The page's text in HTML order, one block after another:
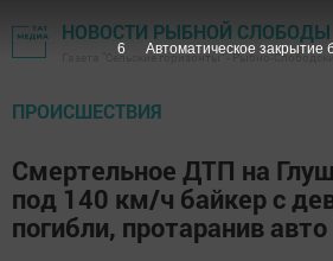
НОВОСТИ РЫБНОЙ СЛОБОДЫ
Газета "Сельские горизонты" - Рыбно-
ПРОИСШЕСТВИЯ
Смертельное ДТП на
под 140 км/ч байкер с
погибли, протаранив авто
5 Автоматическое закрытие